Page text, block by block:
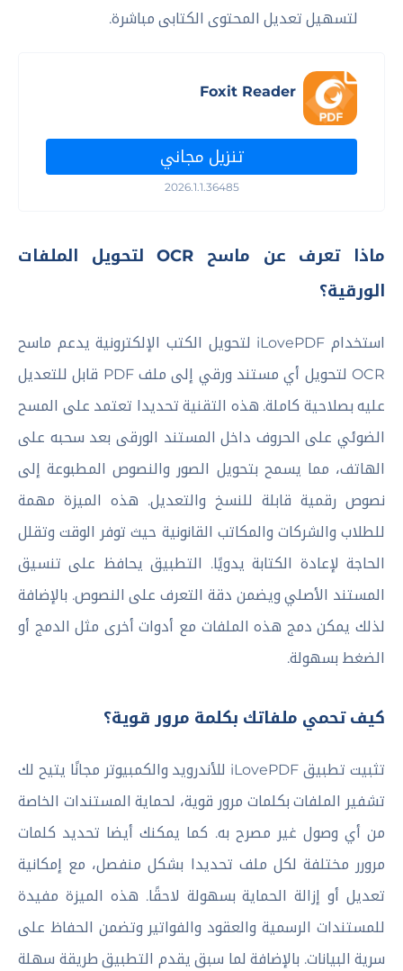
لتسهيل تعديل المحتوى الكتابى مباشرة.
Foxit Reader
تنزيل مجاني
2026.1.1.36485
ماذا تعرف عن ماسح OCR لتحويل الملفات
الورقية؟
استخدام iLovePDF لتحويل الكتب الإلكترونية يدعم ماسح
OCR لتحويل أي مستند ورقي إلى ملف PDF قابل للتعديل
عليه بصلاحية كاملة. هذه التقنية تحديدا تعتمد على المسح
الضوئي على الحروف داخل المستند الورقى بعد سحبه على
الهاتف، مما يسمح بتحويل الصور والنصوص المطبوعة إلى
نصوص رقمية قابلة للنسخ والتعديل. هذه الميزة مهمة
للطلاب والشركات والمكاتب القانونية حيث توفر الوقت وتقلل
الحاجة لإعادة الكتابة يدويًا. التطبيق يحافظ على تنسيق
المستند الأصلي ويضمن دقة التعرف على النصوص. بالإضافة
لذلك يمكن دمج هذه الملفات مع أدوات أخرى مثل الدمج أو
الضغط بسهولة.
كيف تحمي ملفاتك بكلمة مرور قوية؟
تثبيت تطبيق iLovePDF للأندرويد والكمبيوتر مجانًا يتيح لك
تشفير الملفات بكلمات مرور قوية، لحماية المستندات الخاصة
من أي وصول غير مصرح به. كما يمكنك أيضا تحديد كلمات
مرورر مختلفة لكل ملف تحديدا بشكل منفصل، مع إمكانية
تعديل أو إزالة الحماية بسهولة لاحقًا. هذه الميزة مفيدة
للمستندات الرسمية والعقود والفواتير وتضمن الحفاظ على
سرية البيانات. بالإضافة لما سبق يقدم التطبيق طريقة سهلة